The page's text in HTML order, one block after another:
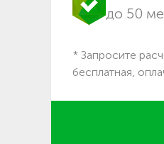
до 50
* Запросите
бесплатная,